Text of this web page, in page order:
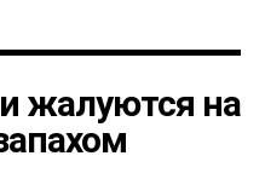
жалуются на